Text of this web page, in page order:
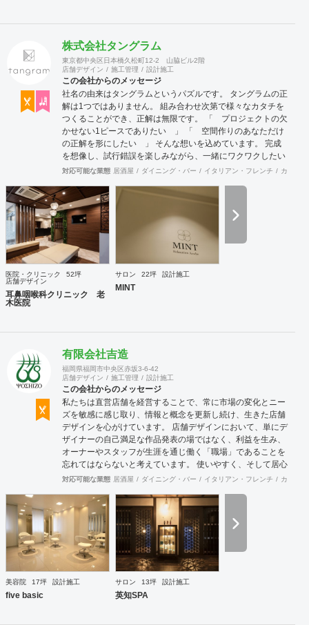
株式会社タングラム
東京都中央区日本橋久松町12-2 山脇ビル2階
店舗デザイン
施工管理 設計施工
この会社からのメッセージ
社名の由来はタングラムというパズルです。 タングラムの正
解は1つではありません。 組み合わせ次第で様々なカタチを
つくることができ、正解は無限です。 「 プロジェクトの欠
かせない1ピースでありたい 」 「 空間作りのあなただけ
の正解を形にしたい 」 そんな想いを込めています。 完成
を想像し、試行錯誤を楽しみながら、 ​一緒にワクワクしたい
と思っています。
対応可能な業態 居酒屋 ダイニング・バー イタリアン・フレンチ カフェ
医院・クリニック
52坪
店舗デザイン
耳鼻咽喉科クリニック 老
木医院
サロン 22坪 設計施工
MINT
有限会社吉造
福岡県福岡市中央区赤坂3-6-42
店舗デザイン
施工管理 設計施工
この会社からのメッセージ
私たちは直営店舗を経営することで、常に市場の変化とニー
ズを敏感に感じ取り、情報と概念を更新し続け、生きた店舗
デザインを心がけています。 店舗デザインにおいて、単にデ
ザイナーの自己満足な作品発表の場ではなく、利益を生み、
オーナーやスタッフが生涯を通じ働く「職場」であることを
忘れてはならないと考えています。 使いやすく、そして居心
地がよく、時代の流れに左右されない強さを持った店舗デザ
業と開業コンサルティング事業をそなえており、テナント・
出店地選びや資金調達から実践に基づいたサポートが可能で
す。 まずはお気軽に、ご相談ください。
対応可能な業態 居酒屋 ダイニング・バー イタリアン・フレンチ カフェ
美容院 17坪 設計施工
five basic
サロン 13坪 設計施工
英知SPA